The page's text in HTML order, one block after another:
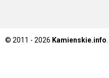
© 2011 - 2026 Kamienskie.info